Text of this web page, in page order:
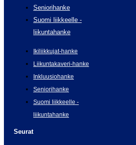
Seniorihanke
Suomi liikkeelle -
liikuntahanke
Ikiliikkujat-hanke
Liikuntakaveri-hanke
Inkluusiohanke
Seniorihanke
Suomi liikkeelle -
liikuntahanke
Seurat